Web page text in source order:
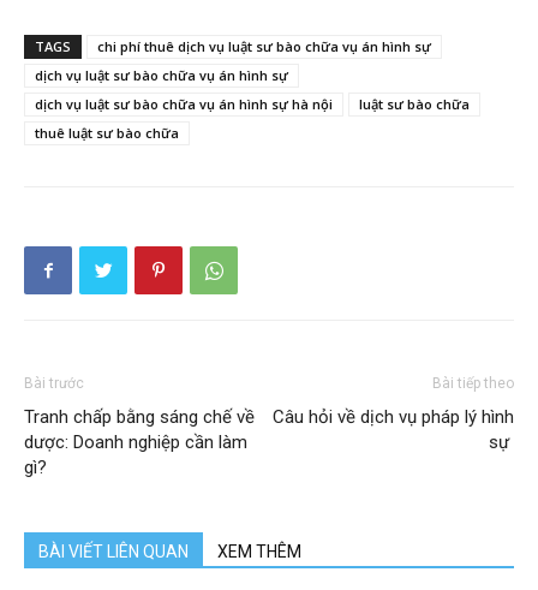
TAGS
chi phí thuê dịch vụ luật sư bào chữa vụ án hình sự
dịch vụ luật sư bào chữa vụ án hình sự
dịch vụ luật sư bào chữa vụ án hình sự hà nội
luật sư bào chữa
thuê luật sư bào chữa
Bài trước
Tranh chấp bằng sáng chế về
dược: Doanh nghiệp cần làm
gì?
Bài tiếp theo
Câu hỏi về dịch vụ pháp lý hình
sự
BÀI VIẾT LIÊN QUAN XEM THÊM